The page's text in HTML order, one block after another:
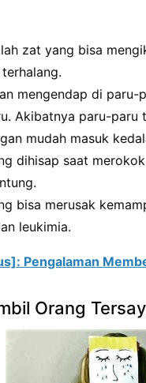
zat yang bisa
mengendap di
Akibatnya paru-paru
mudah masuk
dihisap saat
bisa merusak
leukimia.
Pengalaman
Orang